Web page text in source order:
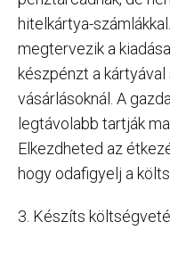
hitelkártya-
megtervezik a
készpénzt a
vásárlásoknál. A
legtávolabb tartják
Elkezdheted az
hogy odafigyelj a
3. Készíts